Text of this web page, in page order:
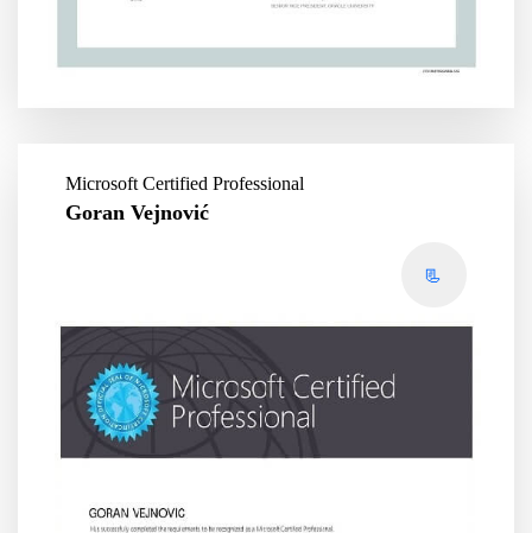
Microsoft Certified Professional
Goran Vejnović
📃